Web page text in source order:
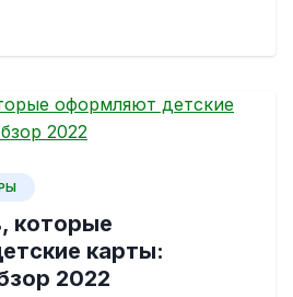
которые
карты:
2022